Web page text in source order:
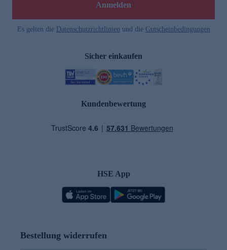
Anmelden
Es gelten die Datenschutzrichtlinien und die Gutscheinbedingungen
Sicher einkaufen
Kundenbewertung
HSE App
Bestellung widerrufen